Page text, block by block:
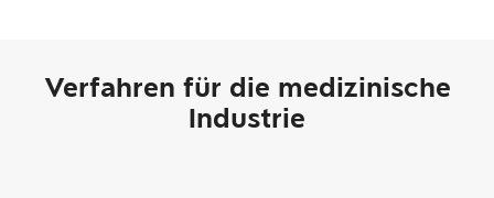
Verfahren für die medizinische
Industrie